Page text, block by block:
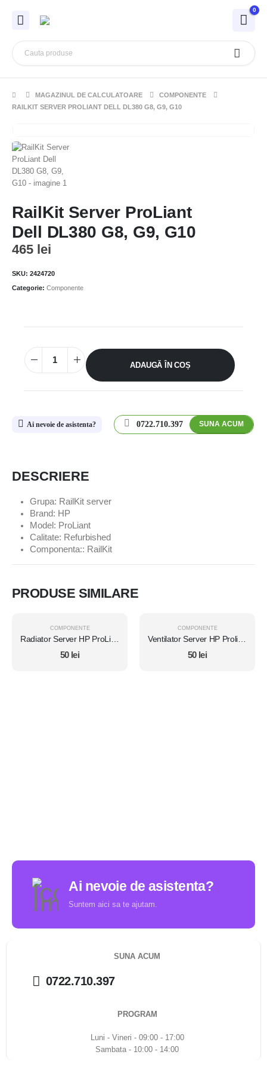
0
MAGAZINUL DE CALCULATOARE
COMPONENTE
RAILKIT SERVER PROLIANT DELL DL380 G8, G9, G10
RailKit Server ProLiant
Dell DL380 G8, G9, G10
465 lei
SKU: 2424720
Categorie: Componente
ADAUGĂ ÎN COȘ
Ai nevoie de asistenta? 0722.710.397 SUNA ACUM
DESCRIERE
Grupa: RailKit server
Brand: HP
Model: ProLiant
Calitate: Refurbished
Componenta:: RailKit
PRODUSE SIMILARE
COMPONENTE
Radiator Server HP ProLiant DL380 G5
50 lei
COMPONENTE
Ventilator Server HP Proliant DL360 G7
50 lei
Ai nevoie de asistenta?
Suntem aici sa te ajutam.
SUNA ACUM
0722.710.397
PROGRAM
Luni - Vineri - 09:00 - 17:00
Sambata - 10:00 - 14:00